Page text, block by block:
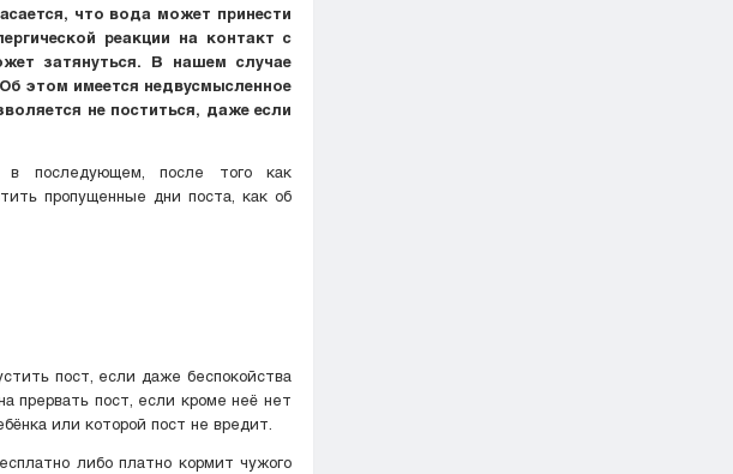
что вода может принести
реакции на контакт с
затянуться. В нашем случае
этом имеется недвусмысленное
не поститься, даже если
в последующем, после того как
пропущенные дни поста, как об
пост, если даже беспокойства
прервать пост, если кроме неё нет
или которой пост не вредит.
либо платно кормит чужого